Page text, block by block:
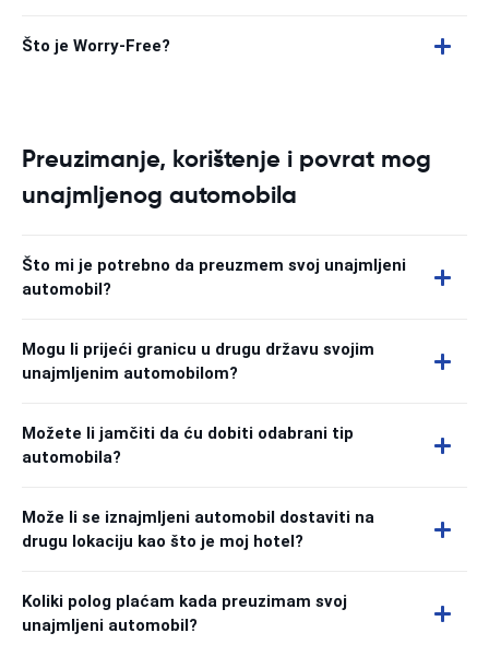
Što je Worry-Free?
Preuzimanje, korištenje i povrat mog
unajmljenog automobila
Što mi je potrebno da preuzmem svoj unajmljeni
automobil?
Mogu li prijeći granicu u drugu državu svojim
unajmljenim automobilom?
Možete li jamčiti da ću dobiti odabrani tip
automobila?
Može li se iznajmljeni automobil dostaviti na
drugu lokaciju kao što je moj hotel?
Koliki polog plaćam kada preuzimam svoj
unajmljeni automobil?